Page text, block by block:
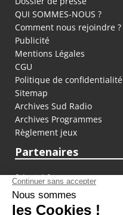
QUI SOMMES-NOUS ?
Comment nous rejoindre ?
Publicité
Mentions Légales
CGU
Politique de confidentialité
Sitemap
Archives Sud Radio
Archives Programmes
Règlement jeux
Partenaires
fiducial.fr
lyoncapitale.fr
olympique-et-lyonnais.com